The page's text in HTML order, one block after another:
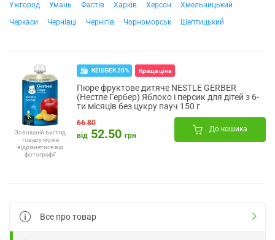
Ужгород
Умань Фастів Харків Херсон
Хмельницький
Черкаси
Чернівці Чернігів Чорноморськ Шептицький
Зовнішній вигляд
товару може
відрізнятися від
фотографії
КЕШБЕК 20% Краща ціна
Пюре фруктове дитяче NESTLE GERBER
(Нестле Гербер) Яблоко і персик для дітей з 6-
ти місяців без цукру пауч 150 г
66.80
від 52.50 грн
До кошика
Все про товар